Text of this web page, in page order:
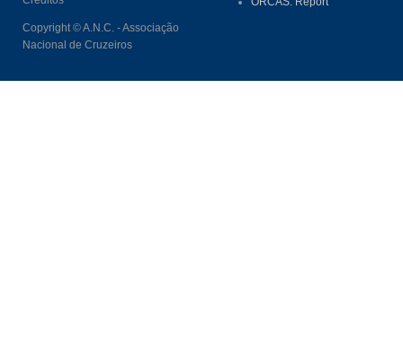
Copyright © A.N.C. - Associação
Nacional de Cruzeiros